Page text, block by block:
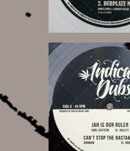
20,00 €
10,00 €